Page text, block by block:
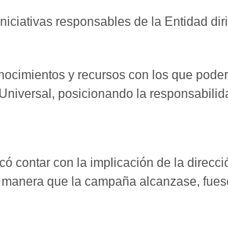
responsables de la Entidad
y recursos con los que
posicionando la
contar con la implicación de la
que la campaña alcanzase,